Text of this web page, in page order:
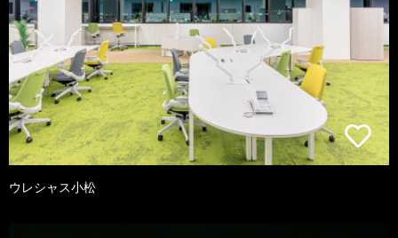
ウレシャス小松